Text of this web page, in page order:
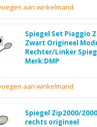
aan winkelmand
Spiegel Set Piaggio
Zwart Origineel
Rechter/Linker
Merk:DMP
aan winkelmand
Spiegel Zip2000/
rechts origineel